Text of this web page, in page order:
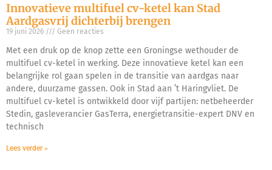
Innovatieve multifuel cv-ketel kan Stad
Aardgasvrij dichterbij brengen
19 juni 2026 Geen reacties
Met een druk op de knop zette een Groningse wethouder de
multifuel cv-ketel in werking. Deze innovatieve ketel kan een
belangrijke rol gaan spelen in de transitie van aardgas naar
andere, duurzame gassen. Ook in Stad aan ’t Haringvliet. De
multifuel cv-ketel is ontwikkeld door vijf partijen: netbeheerder
Stedin, gasleverancier GasTerra, energietransitie-expert DNV en
technisch
Lees verder »